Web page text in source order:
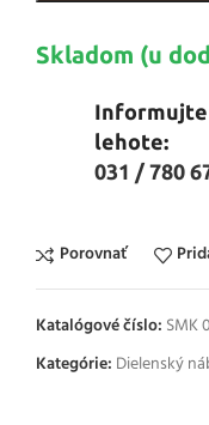
Skladom (u
Informujte
lehote:
031 / 780
Porovnať
Katalógové číslo: SMK
Kategórie: Dielenský